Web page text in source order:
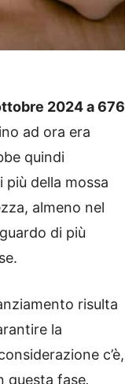
2024 a 676
ad ora era
quindi
della mossa
almeno nel
di più
risulta
la
c’è,
questa fase.